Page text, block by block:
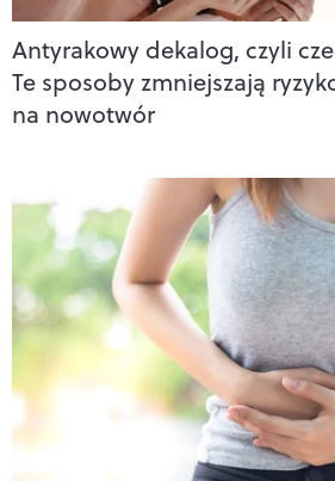
Antyrakowy dekalog, czyli
Te sposoby zmniejszają
na nowotwór